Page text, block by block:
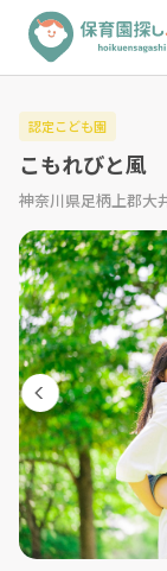
認定こども園
こもれびと風
神奈川県足柄上郡大